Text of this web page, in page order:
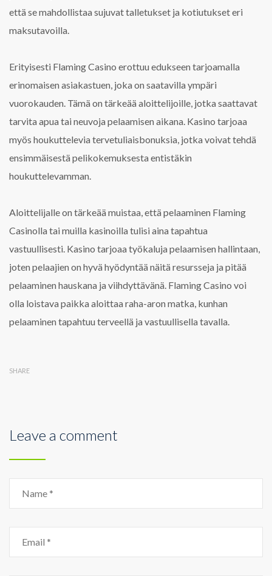
että se mahdollistaa sujuvat talletukset ja kotiutukset eri
maksutavoilla.
Erityisesti Flaming Casino erottuu edukseen tarjoamalla
erinomaisen asiakastuen, joka on saatavilla ympäri
vuorokauden. Tämä on tärkeää aloittelijoille, jotka saattavat
tarvita apua tai neuvoja pelaamisen aikana. Kasino tarjoaa
myös houkuttelevia tervetuliaisbonuksia, jotka voivat tehdä
ensimmäisestä pelikokemuksesta entistäkin
houkuttelevamman.
Aloittelijalle on tärkeää muistaa, että pelaaminen Flaming
Casinolla tai muilla kasinoilla tulisi aina tapahtua
vastuullisesti. Kasino tarjoaa työkaluja pelaamisen hallintaan,
joten pelaajien on hyvä hyödyntää näitä resursseja ja pitää
pelaaminen hauskana ja viihdyttävänä. Flaming Casino voi
olla loistava paikka aloittaa raha-aron matka, kunhan
pelaaminen tapahtuu terveellä ja vastuullisella tavalla.
SHARE
Leave a comment